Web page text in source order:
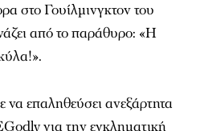
στο Γουίλμινγκτον του
από το παράθυρο: «Η
επαληθεύσει ανεξάρτητα
για την εγκληματική